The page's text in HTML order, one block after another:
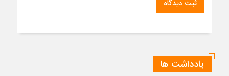
ثبت دیدگاه
یادداشت ها